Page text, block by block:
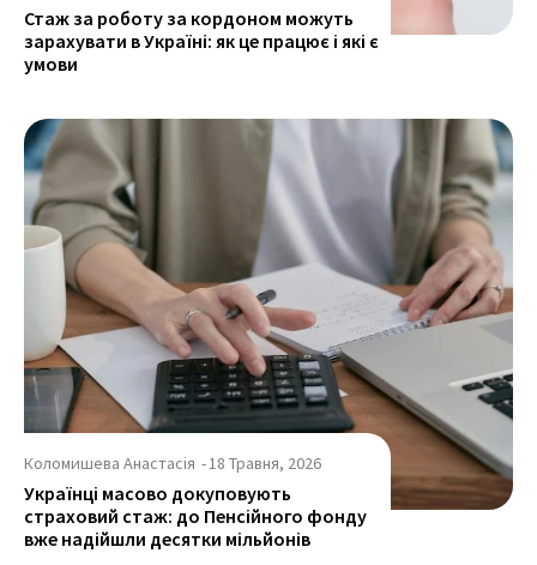
Стаж за роботу за кордоном можуть
зарахувати в Україні: як це працює і які є
умови
Коломишева Анастасія -18 Травня, 2026
Українці масово докуповують
страховий стаж: до Пенсійного фонду
вже надійшли десятки мільйонів